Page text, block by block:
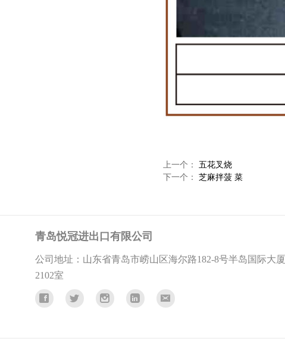
上一个： 五花叉烧
下一个： 芝麻拌菠 菜
青岛悦冠进出口有限公司
公司地址：山东省青岛市崂山区海尔路182-8号半岛国际大厦
2102室